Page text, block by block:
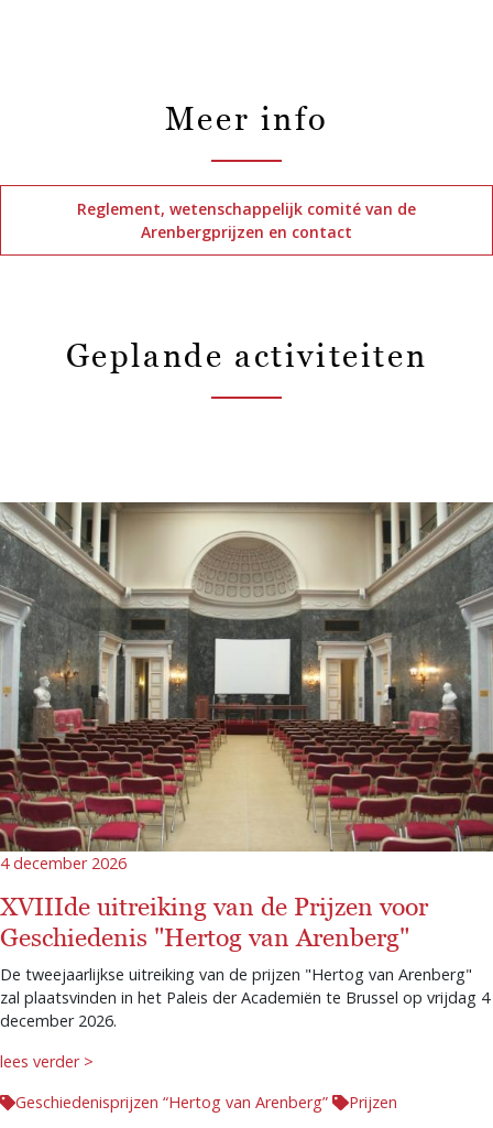
Meer info
Reglement, wetenschappelijk comité van de
Arenbergprijzen en contact
Geplande activiteiten
4 december 2026
XVIIIde uitreiking van de Prijzen voor
Geschiedenis "Hertog van Arenberg"
De tweejaarlijkse uitreiking van de prijzen "Hertog van Arenberg"
zal plaatsvinden in het Paleis der Academiën te Brussel op vrijdag 4
december 2026.
lees verder >
Geschiedenisprijzen “Hertog van Arenberg”
Prijzen